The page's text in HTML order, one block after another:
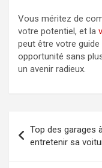
Vous méritez de
votre potentiel, et la
peut être votre
opportunité sans
un avenir radieux.
de
l’article
Top des garages
entretenir sa